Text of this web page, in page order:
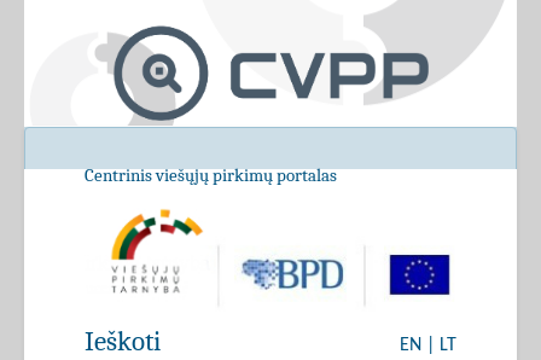
Centrinis viešųjų pirkimų portalas
EN LT
Ieškoti